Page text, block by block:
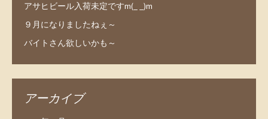
アサヒビール入荷未定ですm(_ _)m
９月になりましたねぇ～
バイトさん欲しいかも～
アーカイブ